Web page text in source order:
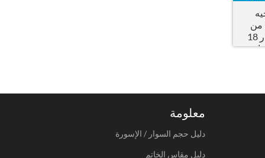
من
الذهب الوردي عيار 18
الماس
معلومة
دليل حجم السوار / الإسورة
دليل مقاس الخاتم